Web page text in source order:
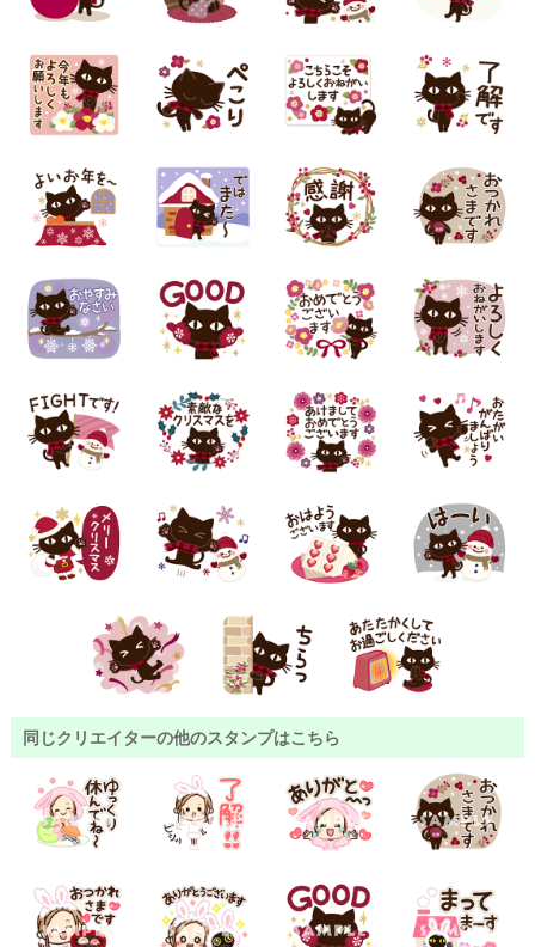
同じクリエイターの他のスタンプはこちら